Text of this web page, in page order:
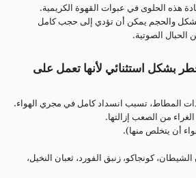
هذه الحلوى في عبوات القهوة الكريمية.
والحجم يمكن أن تؤدي إلى حجب كامل
الحبال الصوتية.
بشكل استثنائي لأنها تعمل على
المطاط، تسبب انسداد كامل في مجري الهواء.
من الصعب إزالتها.
أن يتخلص منها).
كونجاكو، زنبق الفورد، ثعبان النخيل،